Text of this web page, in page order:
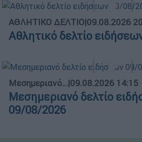
ΑΘΛΗΤΙΚΟ ΔΕΛΤΙΟ|09.08.2026
Αθλητικό δελτίο
Μεσημεριανό...|09.08.2026 14:15
Μεσημεριανό δελτίο
09/08/2026